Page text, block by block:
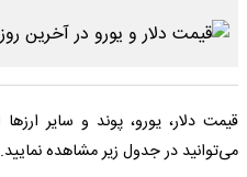
می‌توانید در جدول زیر مشاهده نمایید.